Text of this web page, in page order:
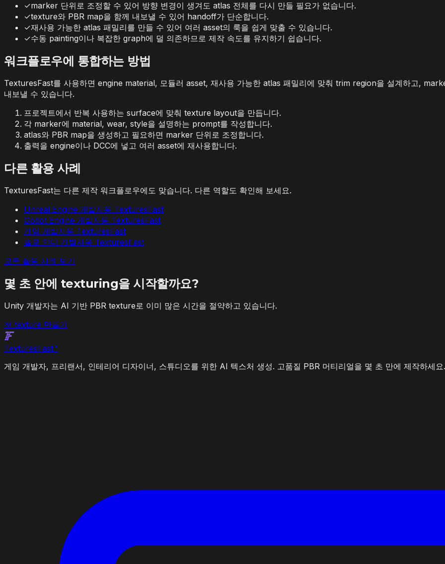
✓marker 단위로 조정할 수 있어 방향 변경이 생겨도 atlas 전체를 다시 만들 필요가 없습니다.
✓texture와 PBR map을 함께 내보낼 수 있어 handoff가 단순합니다.
✓재사용 가능한 atlas 패밀리를 만들 수 있어 여러 asset의 룩을 쉽게 맞출 수 있습니다.
✓수동 painting이나 복잡한 graph에 덜 의존하므로 제작 속도를 유지하기 쉽습니다.
워크플로우에 통합하는 방법
TexturesFast를 사용하면 engine material, 모듈러 asset, 재사용 가능한 atlas 패밀리에 맞춰 trim region을 설계하고,
내보낼 수 있습니다.
프로젝트에서 반복 사용하는 surface에 맞춰 texture layout을 만듭니다.
각 marker에 material, wear, style을 설명하는 prompt를 작성합니다.
atlas와 PBR map을 생성하고 필요하면 marker 단위로 조정합니다.
출력을 engine이나 DCC에 넣고 여러 asset에 재사용합니다.
다른 활용 사례
TexturesFast는 다른 제작 워크플로우에도 맞습니다. 다른 역할도 확인해 보세요.
Unreal Engine 개발자용 TexturesFast
Godot Engine 개발자용 TexturesFast
게임 개발자용 TexturesFast
솔로 인디 개발자용 TexturesFast
모든 활용 사례 보기
몇 초 안에 texturing을 시작할까요?
Unity 개발자는 AI 기반 PBR texture로 이미 많은 시간을 절약하고 있습니다.
첫 texture 만들기
TexturesFast™
게임 개발자, 프리랜서, 인테리어 디자이너, 스튜디오를 위한 AI 텍스처 생성. 고품질 PBR 머티리얼을 몇 초 만에 제작하세요.